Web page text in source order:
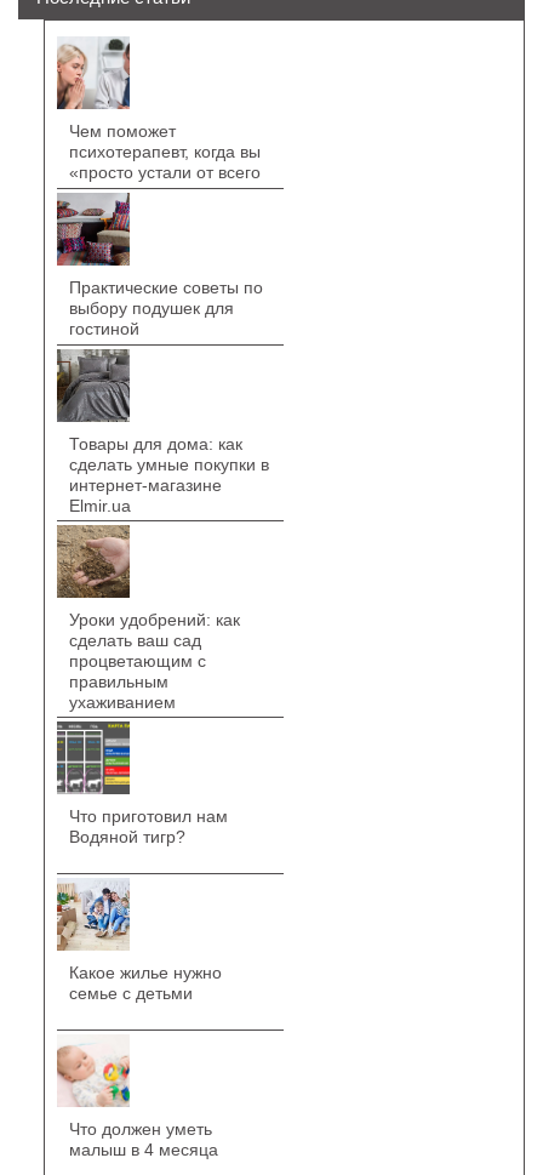
Чем поможет
психотерапевт, когда вы
«просто устали от всего
Практические советы по
выбору подушек для
гостиной
Товары для дома: как
сделать умные покупки в
интернет-магазине
Elmir.ua
Уроки удобрений: как
сделать ваш сад
процветающим с
правильным
ухаживанием
Что приготовил нам
Водяной тигр?
Какое жилье нужно
семье с детьми
Что должен уметь
малыш в 4 месяца